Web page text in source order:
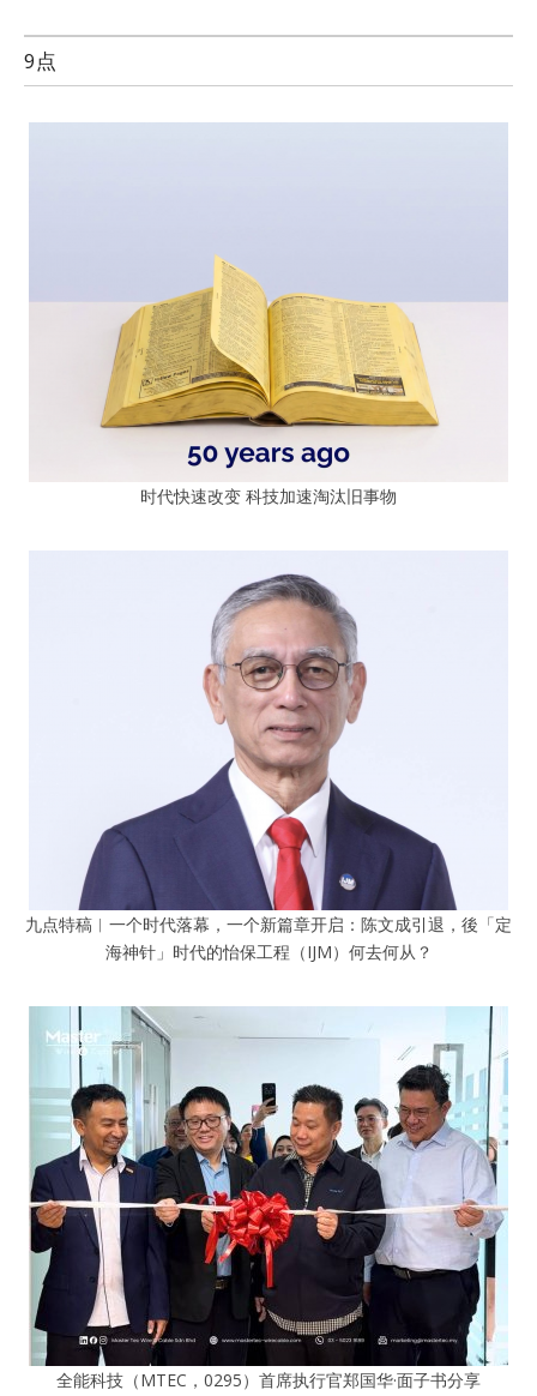
9点
时代快速改变 科技加速淘汰旧事物
九点特稿︱一个时代落幕，一个新篇章开启：陈文成引退，後「定
海神针」时代的怡保工程（IJM）何去何从？
全能科技（MTEC，0295）首席执行官郑国华·面子书分享